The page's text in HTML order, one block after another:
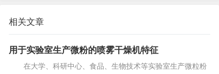
相关文章
用于实验室生产微粉的喷雾干燥机特征
在大学、科研中心、食品、生物技术等实验室生产微粒粉